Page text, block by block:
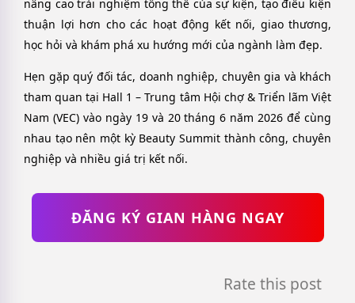
nâng cao trải nghiệm tổng thể của sự kiện, tạo điều kiện
thuận lợi hơn cho các hoạt động kết nối, giao thương,
học hỏi và khám phá xu hướng mới của ngành làm đẹp.
Hẹn gặp quý đối tác, doanh nghiệp, chuyên gia và khách
tham quan tại Hall 1 – Trung tâm Hội chợ & Triển lãm Việt
Nam (VEC) vào ngày 19 và 20 tháng 6 năm 2026 để cùng
nhau tạo nên một kỳ Beauty Summit thành công, chuyên
nghiệp và nhiều giá trị kết nối.
ĐĂNG KÝ GIAN HÀNG NGAY
Rate this post